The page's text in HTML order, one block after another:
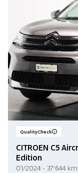
QualityCheck
CITROEN C5
Edition
01/2024 - 37'644 km